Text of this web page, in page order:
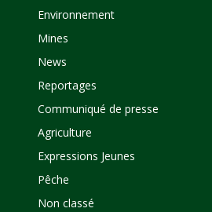
Environnement
Mines
News
Reportages
Communiqué de presse
Agriculture
Expressions Jeunes
Pêche
Non classé